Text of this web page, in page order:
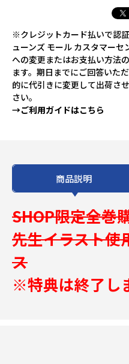
※クレジットカード払いで認
ューンズ モール カスタマー
への変更またはお支払い方法
ます。期日までにご回答いた
的に代引きに変更して出荷さ
さい。
→ご利用ガイドはこちら
商品説明
SHOP限定全巻
先生イラスト使
ス
※特典は終了し